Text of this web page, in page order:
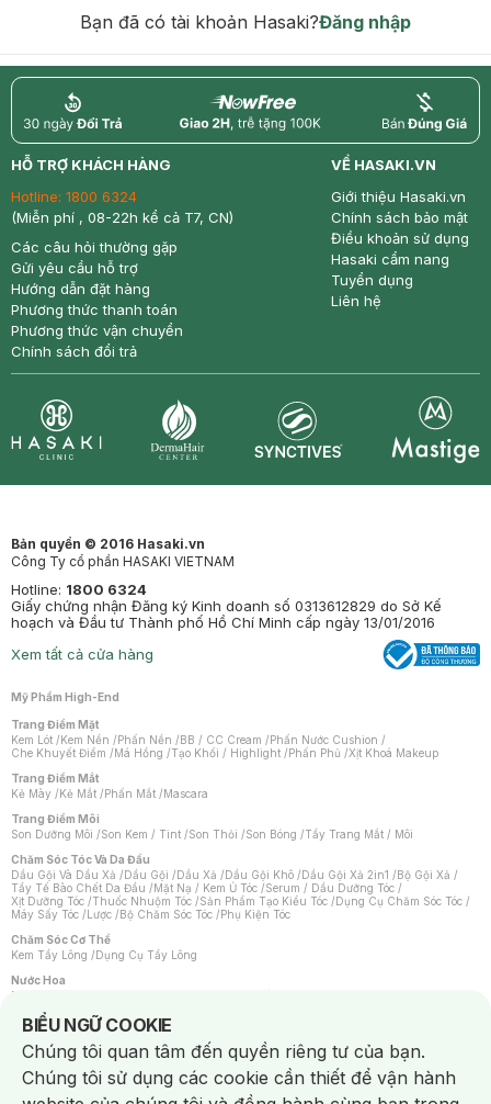
Bạn đã có tài khoản Hasaki?Đăng nhập
return nowfree price
HỖ TRỢ KHÁCH HÀNG
Hotline: 1800 6324
(Miễn phí , 08-22h kể cả T7, CN)
Các câu hỏi thường gặp
Gửi yêu cầu hỗ trợ
Hướng dẫn đặt hàng
Phương thức thanh toán
Phương thức vận chuyển
Chính sách đổi trả
VỀ HASAKI.VN
Giới thiệu Hasaki.vn
Chính sách bảo mật
Điều khoản sử dụng
Hasaki cẩm nang
Tuyển dụng
Liên hệ
Bản quyền © 2016 Hasaki.vn
Công Ty cổ phần HASAKI VIETNAM
Hotline: 1800 6324
Giấy chứng nhận Đăng ký Kinh doanh số 0313612829 do Sở Kế
hoạch và Đầu tư Thành phố Hồ Chí Minh cấp ngày 13/01/2016
Xem tất cả cửa hàng
Mỹ Phẩm High-End
Trang Điểm Mặt
Kem Lót /Kem Nền /Phấn Nền /BB / CC Cream /Phấn Nước Cushion /
Che Khuyết Điểm /Má Hồng /Tạo Khối / Highlight /Phấn Phủ /Xịt Khoá Makeup
Trang Điểm Mắt
Kẻ Mày /Kẻ Mắt /Phấn Mắt /Mascara
Trang Điểm Môi
Son Dưỡng Môi /Son Kem / Tint /Son Thỏi /Son Bóng /Tẩy Trang Mắt / Môi
Chăm Sóc Tóc Và Da Đầu
Dầu Gội Và Dầu Xả /Dầu Gội /Dầu Xả /Dầu Gội Khô /Dầu Gội Xả 2in1 /Bộ Gội Xả /
Tẩy Tế Bào Chết Da Đầu /Mặt Nạ / Kem Ủ Tóc /Serum / Dầu Dưỡng Tóc /
Xịt Dưỡng Tóc /Thuốc Nhuộm Tóc /Sản Phẩm Tạo Kiểu Tóc /Dụng Cụ Chăm Sóc Tóc /
Máy Sấy Tóc /Lược /Bộ Chăm Sóc Tóc /Phụ Kiện Tóc
Chăm Sóc Cơ Thể
Kem Tẩy Lông /Dụng Cụ Tẩy Lông
Nước Hoa
Nước Hoa Nữ
Chăm Sóc Cá Nhân
Chống Muỗi /Khẩu Trang /Máy Massage/Mặt Nạ Xông Hơi /Nước Rửa Tay/
Sản Phẩm Chăm Sóc Khác /Bàn Chải Đánh Răng /Bàn Chải Điện/
Hỗ Trợ Trắng Răng/Kem Đánh Răng /Máy Tăm Nước/ Nước Súc Miệng/
Tăm / Chỉ Nha Khoa/ Xịt Thơm Miệng / Dung Dịch Vệ Sinh/Dưỡng Vùng Kín/
BIỂU NGỮ COOKIE
Notice about cookies usage
Chúng tôi quan tâm đến quyền riêng tư của bạn.
Chúng tôi sử dụng các cookie cần thiết để vận hành